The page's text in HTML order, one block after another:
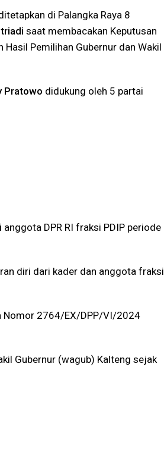
di Palangka Raya 8
saat membacakan Keputusan
Pemilihan Gubernur dan Wakil
Pratowo didukung oleh 5 partai
DPR RI fraksi PDIP periode
diri dari kader dan anggota fraksi
Nomor 2764/EX/DPP/VI/2024
Gubernur (wagub) Kalteng sejak